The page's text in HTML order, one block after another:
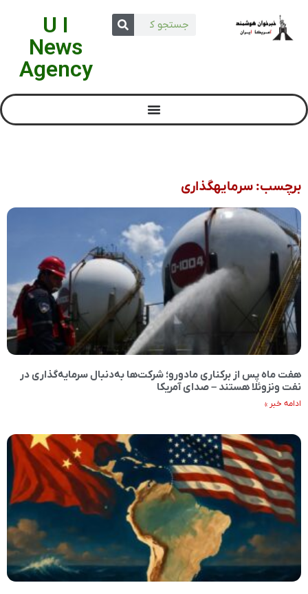
U I
News
Agency
برچسب: سرمایهگذاری
هفت ماه پس از برکناری مادورو؛ شرکت‌ها به‌دنبال سرمایه‌گذاری در
نفت ونزوئلا هستند – صدای آمریکا
ادامه خبر »